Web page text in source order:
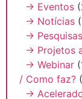
→ Eventos
→ Notícias
→
→ Projetos
→ Webinar
/ Como faz?
→